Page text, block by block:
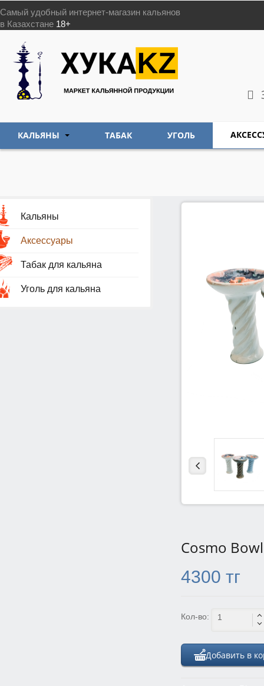
Самый удобный интернет-магазин кальянов
в Казахстане 18+
КАЛЬЯНЫ ТАБАК УГОЛЬ
Cosmo
4300 тг
Кол-во:
Добавить в
Кальяны
Аксессуары
Табак для кальяна
Уголь для кальяна